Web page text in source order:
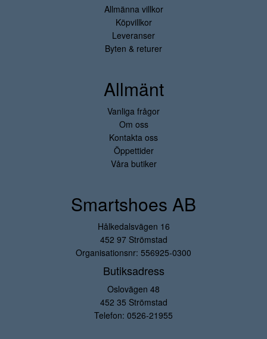
Allmänna villkor
Köpvillkor
Leveranser
Byten & returer
Allmänt
Vanliga frågor
Om oss
Kontakta oss
Öppettider
Våra butiker
Smartshoes AB
Hålkedalsvägen 16
452 97 Strömstad
Organisationsnr: 556925-0300
Butiksadress
Oslovägen 48
452 35 Strömstad
Telefon: 0526-21955